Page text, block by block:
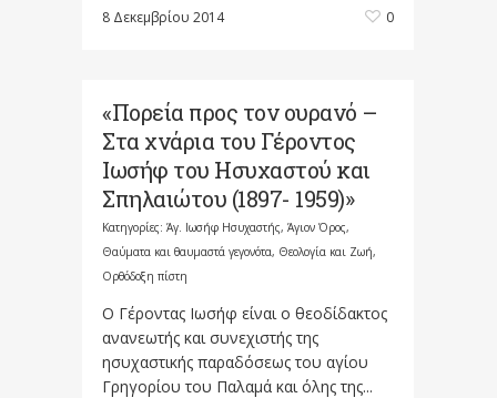
8 Δεκεμβρίου 2014 0
«Πορεία προς τον ουρανό –
Στα χνάρια του Γέροντος
Ιωσήφ του Ησυχαστού και
Σπηλαιώτου (1897- 1959)»
Κατηγορίες: Άγ. Ιωσήφ Ησυχαστής, Άγιον Όρος,
Θαύματα και θαυμαστά γεγονότα, Θεολογία και Ζωή,
Ορθόδοξη πίστη
Ο Γέροντας Ιωσήφ είναι ο θεοδίδακτος
ανανεωτής και συνεχιστής της
ησυχαστικής παραδόσεως του αγίου
Γρηγορίου του Παλαμά και όλης της...